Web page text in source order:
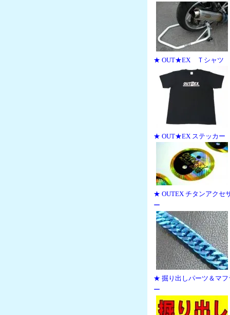
★ OUT★EX Ｔシャツ
★ OUT★EX ステッカー
★ OUTEX チタンアクセ
ー
★ 掘り出しパーツ＆マフ
ー